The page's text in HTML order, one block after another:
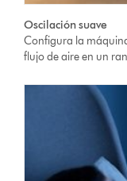
Oscilación suave
Configura la
flujo de aire en un